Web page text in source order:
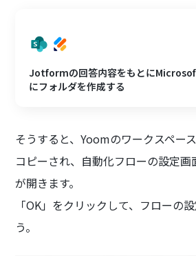
Jotformの回答内容をもとに
にフォルダを作成する
そうすると、Yoomのワークスペー
コピーされ、自動化フローの設定画
が開きます。
「OK」をクリックして、フローの
う。